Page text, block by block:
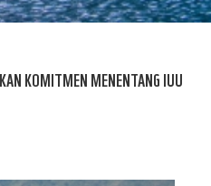
KOMITMEN MENENTANG IUU